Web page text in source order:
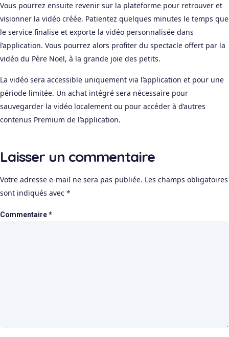
Vous pourrez ensuite revenir sur la plateforme pour retrouver et
visionner la vidéo créée. Patientez quelques minutes le temps que
le service finalise et exporte la vidéo personnalisée dans
l’application. Vous pourrez alors profiter du spectacle offert par la
vidéo du Père Noël, à la grande joie des petits.
La vidéo sera accessible uniquement via l’application et pour une
période limitée. Un achat intégré sera nécessaire pour
sauvegarder la vidéo localement ou pour accéder à d’autres
contenus Premium de l’application.
Laisser un commentaire
Votre adresse e-mail ne sera pas publiée. Les champs obligatoires
sont indiqués avec *
Commentaire*